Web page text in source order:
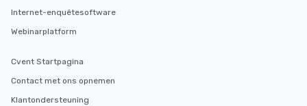
Internet-enquêtesoftware
Webinarplatform
Cvent Startpagina
Contact met ons opnemen
Klantondersteuning